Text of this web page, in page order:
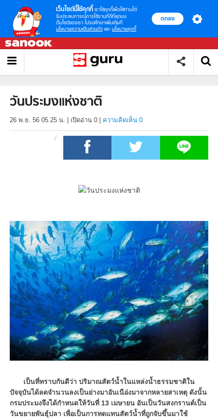
เว็บไซต์นี้ใช้คุกกี้ เราใช้คุกกี้เพื่อให้ท่านได้
รับประสบการณ์การใช้งานที่ดีที่สุดบน
เว็บไซต์ของเรา โปรดศึกษาเพิ่มเติมที่
นโยบายความเป็นส่วนตัว และ นโยบายคุกกี้
ตกลง
วันประมงแห่งชาติ
26 พ.ย. 56 05.25 น. เปิดอ่าน 0 ความคิดเห็น 0
เป็นที่ทราบกันดีว่า ปริมาณสัตว์น้ำในแหล่งน้ำธรรมชาติใน
ปัจจุบันได้ลดจำนวนลงเป็นย่างมาอันเนือ่งมาจากหลายสาเหตุ ดังนั้น
กรมประมงจึงได้กำหนดให้วันที่ 13 เมษายน อันเป็นวันสงกรานต์เป็น
วันขยายพันธุ์ปลา เพื่อเป็นการทดแทนสัตว์น้ำที่ถูกจับขึ้นมาใช้